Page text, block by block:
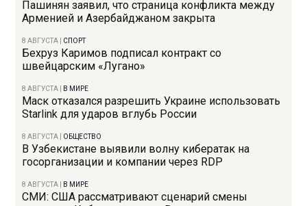
Пашинян заявил, что страница конфликта между
Арменией и Азербайджаном закрыта
8 АВГУСТА СПОРТ
Бехруз Каримов подписал контракт со
швейцарским «Лугано»
8 АВГУСТА В МИРЕ
Маск отказался разрешить Украине использовать
Starlink для ударов вглубь России
8 АВГУСТА ОБЩЕСТВО
В Узбекистане выявили волну кибератак на
госорганизации и компании через RDP
8 АВГУСТА В МИРЕ
СМИ: США рассматривают сценарий смены